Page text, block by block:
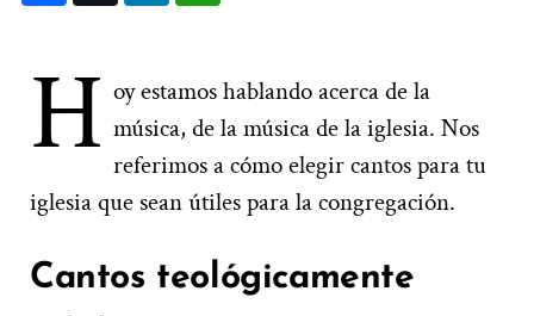
H oy estamos hablando acerca de la
música, de la música de la iglesia. Nos
referimos a cómo elegir cantos para tu
iglesia que sean útiles para la congregación.
Cantos teológicamente